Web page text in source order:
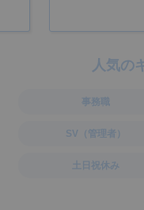
人気の
事務職
SV（管理者）
土日祝休み